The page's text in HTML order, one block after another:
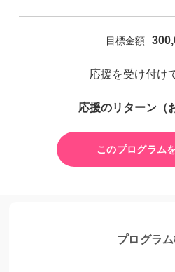
目標金額
応援を受け付け
応援のリターン（
このプログラム
プログラ